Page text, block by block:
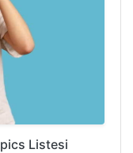
Listesi